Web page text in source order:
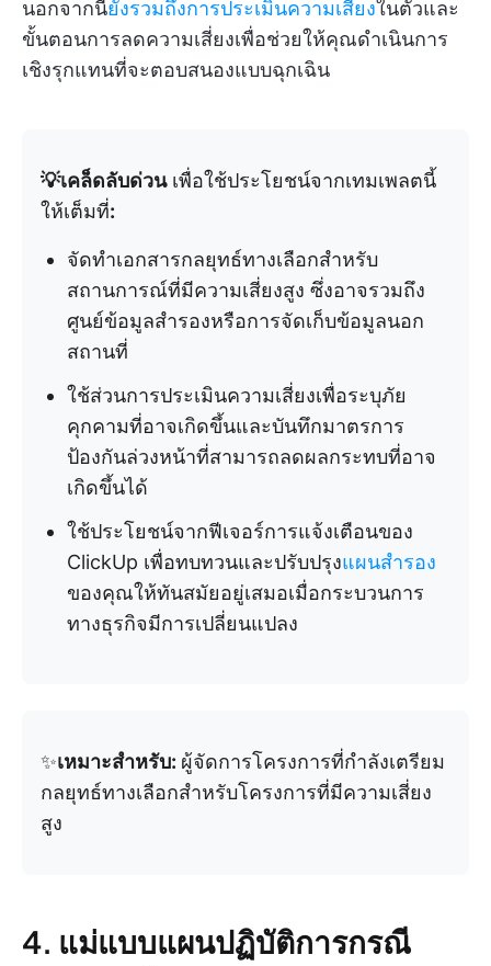
นอกจากนี้ยังรวมถึงการประเมินความเสี่ยงในตัวและ
ขั้นตอนการลดความเสี่ยงเพื่อช่วยให้คุณดำเนินการ
เชิงรุกแทนที่จะตอบสนองแบบฉุกเฉิน
💡เคล็ดลับด่วนเพื่อใช้ประโยชน์จากเทมเพลตนี้
ให้เต็มที่:
จัดทำเอกสารกลยุทธ์ทางเลือกสำหรับ
สถานการณ์ที่มีความเสี่ยงสูง ซึ่งอาจรวมถึง
ศูนย์ข้อมูลสำรองหรือการจัดเก็บข้อมูลนอก
สถานที่
ใช้ส่วนการประเมินความเสี่ยงเพื่อระบุภัย
คุกคามที่อาจเกิดขึ้นและบันทึกมาตรการ
ป้องกันล่วงหน้าที่สามารถลดผลกระทบที่อาจ
เกิดขึ้นได้
ใช้ประโยชน์จากฟีเจอร์การแจ้งเตือนของ
ClickUp เพื่อทบทวนและปรับปรุงแผนสำรอง
ของคุณให้ทันสมัยอยู่เสมอเมื่อกระบวนการ
ทางธุรกิจมีการเปลี่ยนแปลง
✨เหมาะสำหรับ: ผู้จัดการโครงการที่กำลังเตรียม
กลยุทธ์ทางเลือกสำหรับโครงการที่มีความเสี่ยง
สูง
4. แม่แบบแผนปฏิบัติการกรณี